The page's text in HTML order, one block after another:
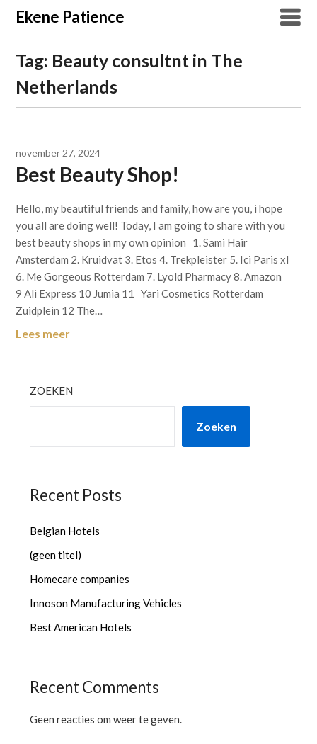
Overslaan
naar
Ekene Patience
Tag: Beauty consultnt in The
Netherlands
november 27, 2024
Best Beauty Shop!
Hello, my beautiful friends and family, how are you, i hope
you all are doing well! Today, I am going to share with you
best beauty shops in my own opinion 1. Sami Hair
Amsterdam 2. Kruidvat 3. Etos 4. Trekpleister 5. Ici Paris xl
6. Me Gorgeous Rotterdam 7. Lyold Pharmacy 8. Amazon
9 Ali Express 10 Jumia 11 Yari Cosmetics Rotterdam
Zuidplein 12 The…
Lees meer
ZOEKEN
Zoeken
Recent Posts
Belgian Hotels
(geen titel)
Homecare companies
Innoson Manufacturing Vehicles
Best American Hotels
Recent Comments
Geen reacties om weer te geven.